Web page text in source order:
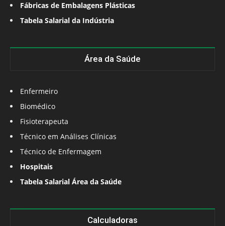
Fábricas de Embalagens Plásticas
Tabela Salarial da Indústria
Área da Saúde
Enfermeiro
Biomédico
Fisioterapeuta
Técnico em Análises Clínicas
Técnico de Enfermagem
Hospitais
Tabela Salarial Área da Saúde
Calculadoras